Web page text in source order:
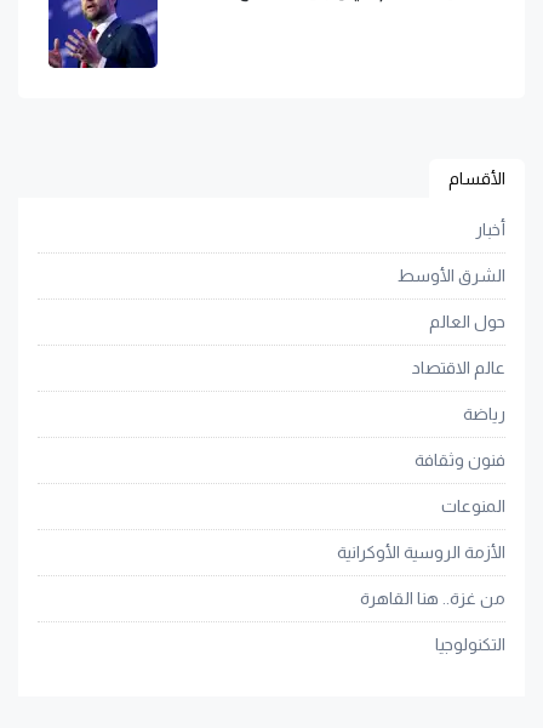
الأقسام
أخبار
الشرق الأوسط
حول العالم
عالم الاقتصاد
رياضة
فنون وثقافة
المنوعات
الأزمة الروسية الأوكرانية
من غزة.. هنا القاهرة
التكنولوجيا